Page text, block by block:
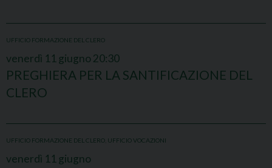
UFFICIO FORMAZIONE DEL CLERO
venerdì 11 giugno 20:30
PREGHIERA PER LA SANTIFICAZIONE DEL
CLERO
UFFICIO FORMAZIONE DEL CLERO UFFICIO VOCAZIONI
venerdì 11 giugno